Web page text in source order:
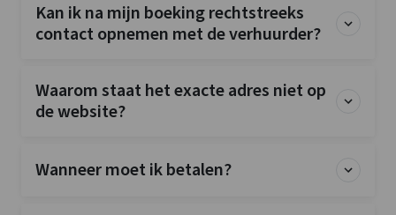
Kan ik na mijn boeking rechtstreeks
contact opnemen met de verhuurder?
Waarom staat het exacte adres niet op
de website?
Wanneer moet ik betalen?